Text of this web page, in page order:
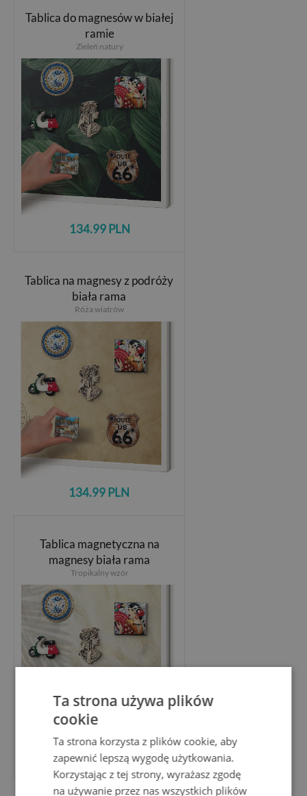
Tablica do magnesów w białej
ramie
Zieleń natury
134.99 PLN
Tablica na magnesy z podróży
biała rama
Róża wiatrów
134.99 PLN
Tablica magnetyczna na
magnesy biała rama
Tropikalny wzór
134.99 PLN
Ta strona używa plików
cookie
Ta strona korzysta z plików cookie, aby
zapewnić lepszą wygodę użytkowania.
Korzystając z tej strony, wyrażasz zgodę
na używanie przez nas wszystkich plików